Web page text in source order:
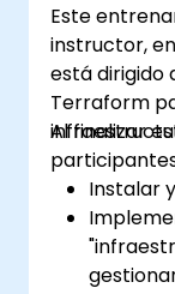
de
código
Mejorar
de
Este
instructor,
está dirigido
Terraform
Al finalizar
Instalar